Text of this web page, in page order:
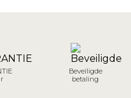
Beveiligde
betaling